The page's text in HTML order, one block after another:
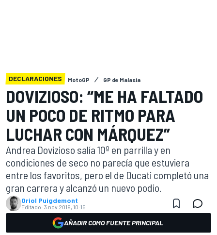
DECLARACIONES MotoGP GP de Malasia
DOVIZIOSO: “ME HA FALTADO
UN POCO DE RITMO PARA
LUCHAR CON MÁRQUEZ”
Andrea Dovizioso salía 10º en parrilla y en
condiciones de seco no parecía que estuviera
entre los favoritos, pero el de Ducati completó una
gran carrera y alcanzó un nuevo podio.
Oriol Puigdemont
Editado: 3 nov 2019, 10:15
AÑADIR COMO FUENTE PRINCIPAL